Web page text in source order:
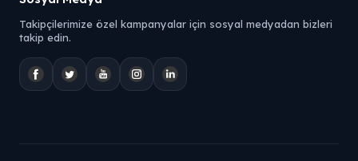
Takipçilerimize özel kampanyalar için sosyal medyadan bizleri
takip edin.